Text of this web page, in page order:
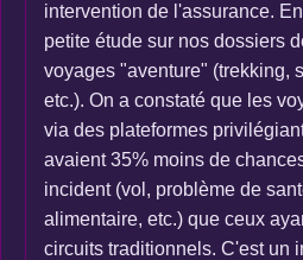
intervention de l'assurance.
petite étude sur nos dossiers
voyages "aventure" (trekking,
etc.). On a constaté que les
via des plateformes
avaient 35% moins de
incident (vol, problème de
alimentaire, etc.) que ceux
circuits traditionnels. C'est un